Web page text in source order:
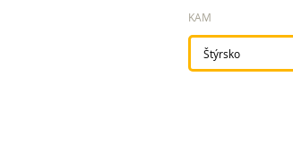
KAM